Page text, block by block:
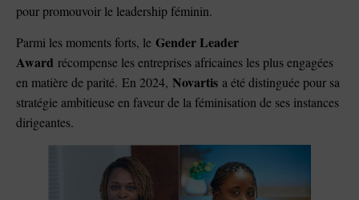
pour promouvoir le leadership féminin.
Parmi les moments forts, le Gender Leader
Award récompense les entreprises africaines les plus engagées
en matière de parité. En 2024, Novartis a été distinguée pour sa
stratégie ambitieuse en faveur de la féminisation de ses instances
dirigeantes.